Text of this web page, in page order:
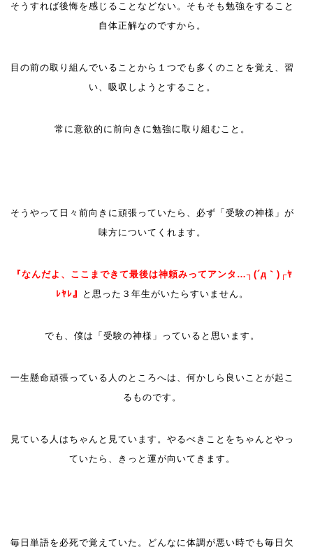
そうすれば後悔を感じることなどない。そもそも勉強をすること
自体正解なのですから。
目の前の取り組んでいることから１つでも多くのことを覚え、習
い、吸収しようとすること。
常に意欲的に前向きに勉強に取り組むこと。
そうやって日々前向きに頑張っていたら、必ず「受験の神様」が
味方についてくれます。
『なんだよ、ここまできて最後は神頼みってアンタ…┐(´д｀)┌ﾔ
ﾚﾔﾚ』
と思った３年生がいたらすいません。
でも、僕は「受験の神様」っていると思います。
一生懸命頑張っている人のところへは、何かしら良いことが起こ
るものです。
見ている人はちゃんと見ています。やるべきことをちゃんとやっ
ていたら、きっと運が向いてきます。
毎日単語を必死で覚えていた。どんなに体調が悪い時でも毎日欠